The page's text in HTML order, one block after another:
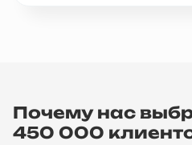
Почему нас
450 000